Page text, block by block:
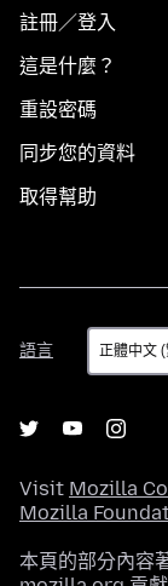
註冊／登入
這是什麼？
重設密碼
同步您的資料
取得幫助
語言
語
言
Visit Mozilla
Mozilla
本頁的部分內容